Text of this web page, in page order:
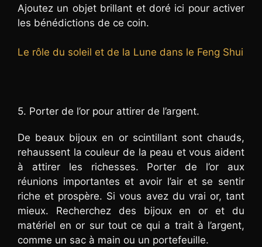
Ajoutez un objet brillant et doré ici pour activer
les bénédictions de ce coin.
Le rôle du soleil et de la Lune dans le Feng Shui
5. Porter de l’or pour attirer de l’argent.
De beaux bijoux en or scintillant sont chauds,
rehaussent la couleur de la peau et vous aident
à attirer les richesses. Porter de l’or aux
réunions importantes et avoir l’air et se sentir
riche et prospère. Si vous avez du vrai or, tant
mieux. Recherchez des bijoux en or et du
matériel en or sur tout ce qui a trait à l’argent,
comme un sac à main ou un portefeuille.